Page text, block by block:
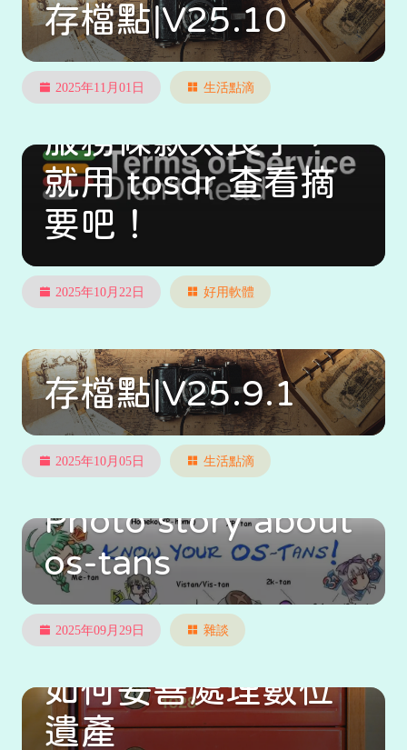
存檔點|V25.10
2025年11月01日 生活點滴
服務條款太長了，
就用 tosdr 查看摘
要吧！
2025年10月22日 好用軟體
存檔點|V25.9.1
2025年10月05日 生活點滴
Photo story about
os-tans
2025年09月29日 雜談
如何妥善處理數位
遺產